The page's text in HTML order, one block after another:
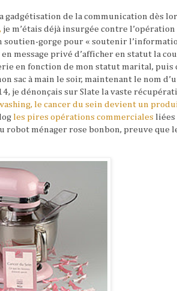
gadgétisation de la communication dès
je m’étais déjà insurgée contre
soutien-gorge pour « soutenir
message privé d’afficher en statut la
en fonction de mon statut marital, puis
sac à main le soir, maintenant le nom
je dénonçais sur Slate la vaste
le cancer du sein devient un
les pires opérations commerciales liées
robot ménager rose bonbon, preuve que